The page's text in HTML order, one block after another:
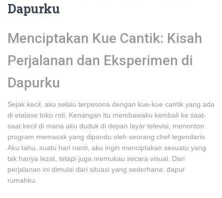
Dapurku
Menciptakan Kue Cantik: Kisah
Perjalanan dan Eksperimen di
Dapurku
Sejak kecil, aku selalu terpesona dengan kue-kue cantik yang ada
di etalase toko roti. Kenangan itu membawaku kembali ke saat-
saat kecil di mana aku duduk di depan layar televisi, menonton
program memasak yang dipandu oleh seorang chef legendaris.
Aku tahu, suatu hari nanti, aku ingin menciptakan sesuatu yang
tak hanya lezat, tetapi juga memukau secara visual. Dan
perjalanan ini dimulai dari situasi yang sederhana: dapur
rumahku.